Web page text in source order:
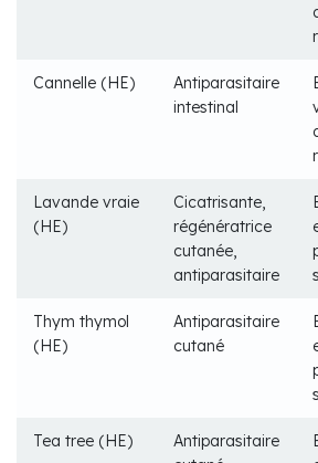
Cannelle (HE)
Antiparasitaire
intestinal
Lavande vraie
(HE)
Cicatrisante,
régénératrice
cutanée,
antiparasitaire
Thym thymol
(HE)
Antiparasitaire
cutané
Tea tree (HE)
Antiparasitaire